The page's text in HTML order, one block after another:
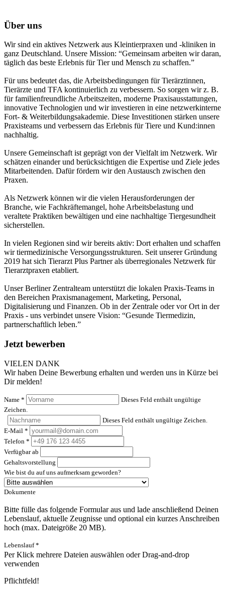
Über uns
Wir sind ein aktives Netzwerk aus Kleintierpraxen und -kliniken in
ganz Deutschland. Unsere Mission: “Gemeinsam arbeiten wir daran,
täglich das beste Erlebnis für Tier und Mensch zu schaffen.”
Für uns bedeutet das, die Arbeitsbedingungen für Tierärztinnen,
Tierärzte und TFA kontinuierlich zu verbessern. So sorgen wir z. B.
für familienfreundliche Arbeitszeiten, moderne Praxisausstattungen,
innovative Technologien und wir investieren in eine netzwerkinterne
Fort- & Weiterbildungsakademie. Diese Investitionen stärken unsere
Praxisteams und verbessern das Erlebnis für Tiere und Kund:innen
nachhaltig.
Unsere Gemeinschaft ist geprägt von der Vielfalt im Netzwerk. Wir
schätzen einander und berücksichtigen die Expertise und Ziele jedes
Mitarbeitenden. Dafür fördern wir den Austausch zwischen den
Praxen.
Als Netzwerk können wir die vielen Herausforderungen der
Branche, wie Fachkräftemangel, hohe Arbeitsbelastung und
veraltete Praktiken bewältigen und eine nachhaltige Tiergesundheit
sicherstellen.
In vielen Regionen sind wir bereits aktiv: Dort erhalten und schaffen
wir tiermedizinische Versorgungsstrukturen. Seit unserer Gründung
2019 hat sich Tierarzt Plus Partner als überregionales Netzwerk für
Tierarztpraxen etabliert.
Unser Berliner Zentralteam unterstützt die lokalen Praxis-Teams in
den Bereichen Praxismanagement, Marketing, Personal,
Digitalisierung und Finanzen. Ob in der Zentrale oder vor Ort in der
Praxis - uns verbindet unsere Vision: “Gesunde Tiermedizin,
partnerschaftlich leben.”
Jetzt bewerben
VIELEN DANK
Wir haben Deine Bewerbung erhalten und werden uns in Kürze bei
Dir melden!
Name *
Dieses Feld enthält ungültige
Zeichen.
Dieses Feld enthält ungültige Zeichen.
E-Mail *
Telefon *
Verfügbar ab
Gehaltsvorstellung
Wie bist du auf uns aufmerksam geworden?
Dokumente
Bitte fülle das folgende Formular aus und lade anschließend Deinen
Lebenslauf, aktuelle Zeugnisse und optional ein kurzes Anschreiben
hoch (max. Dateigröße 20 MB).
Lebenslauf*
Per Klick mehrere Dateien auswählen oder Drag-and-drop
verwenden
Pflichtfeld!